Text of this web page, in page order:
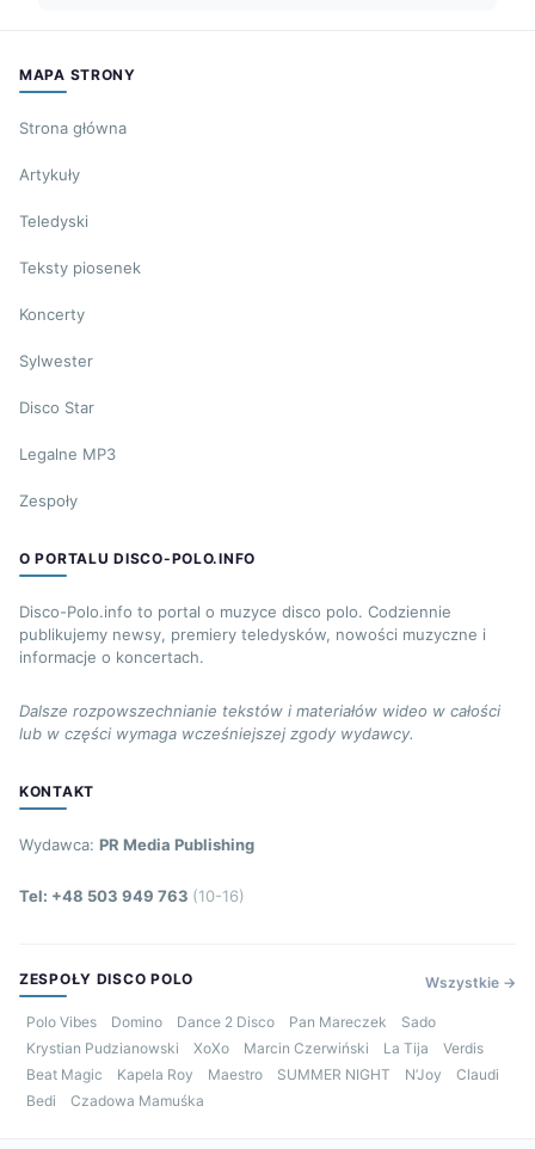
MAPA STRONY
Strona główna
Artykuły
Teledyski
Teksty piosenek
Koncerty
Sylwester
Disco Star
Legalne MP3
Zespoły
O PORTALU DISCO-POLO.INFO
Disco-Polo.info to portal o muzyce disco polo. Codziennie
publikujemy newsy, premiery teledysków, nowości muzyczne i
informacje o koncertach.
Dalsze rozpowszechnianie tekstów i materiałów wideo w całości
lub w części wymaga wcześniejszej zgody wydawcy.
KONTAKT
Wydawca: PR Media Publishing
Tel: +48 503 949 763 (10-16)
ZESPOŁY DISCO POLO Wszystkie →
Polo Vibes Domino Dance 2 Disco Pan Mareczek
Sado
Krystian Pudzianowski
XoXo Marcin Czerwiński La Tija
Verdis
Beat Magic
Kapela Roy Maestro SUMMER NIGHT N’Joy
Claudi
Bedi
Czadowa Mamuśka